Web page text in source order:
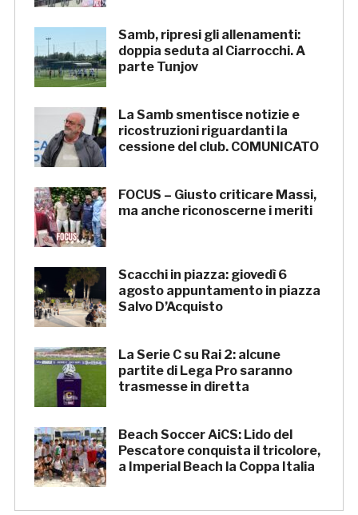
Samb, ripresi gli allenamenti:
doppia seduta al Ciarrocchi. A
parte Tunjov
La Samb smentisce notizie e
ricostruzioni riguardanti la
cessione del club. COMUNICATO
FOCUS – Giusto criticare Massi,
ma anche riconoscerne i meriti
Scacchi in piazza: giovedì 6
agosto appuntamento in piazza
Salvo D’Acquisto
La Serie C su Rai 2: alcune
partite di Lega Pro saranno
trasmesse in diretta
Beach Soccer AiCS: Lido del
Pescatore conquista il tricolore,
a Imperial Beach la Coppa Italia